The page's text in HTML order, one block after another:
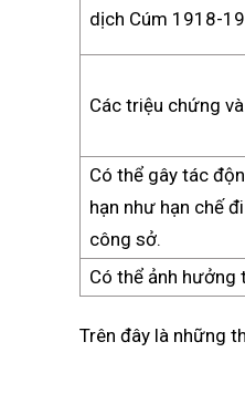
dịch Cúm 1918-
Các triệu chứng
Có thể gây tác
hạn như hạn chế
công sở.
Có thể ảnh hưởng
Trên đây là những